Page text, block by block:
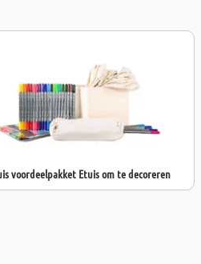
voordeelpakket Etuis om te decoreren